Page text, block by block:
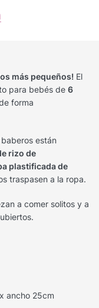
más pequeños! El
para bebés de 6
forma
están
rizo de
plastificada de
traspasen a la ropa.
a comer solitos y a
ancho 25cm